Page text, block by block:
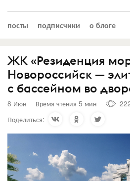
посты подписчики о блоге
ЖК «Резиденция
Новороссийск —
с бассейном во
8 Июн Время чтения 5 мин
Поделиться: